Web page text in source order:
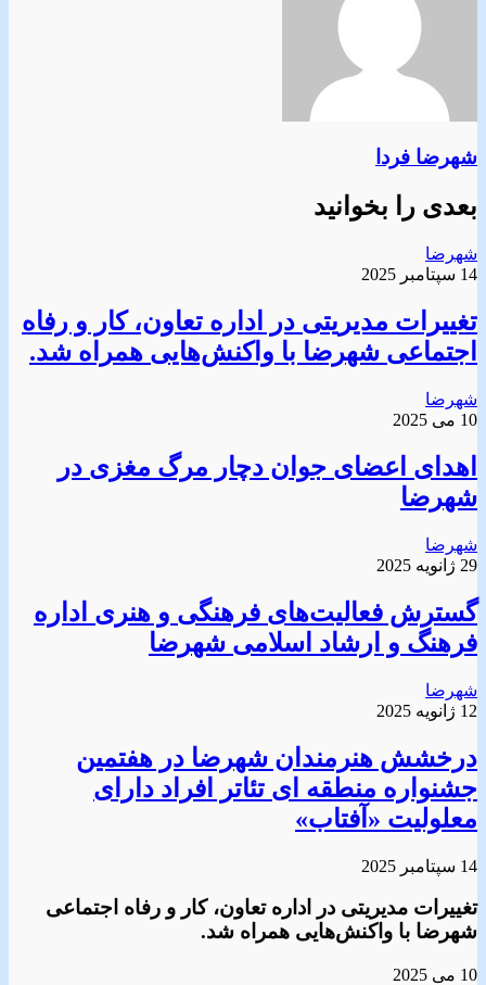
شهرضا فردا
بعدی را بخوانید
شهرضا
14 سپتامبر 2025
تغییرات مدیریتی در اداره تعاون، کار و رفاه
اجتماعی شهرضا با واکنش‌هایی همراه شد.
شهرضا
10 می 2025
اهدای اعضای جوان دچار مرگ مغزی در
شهرضا
شهرضا
29 ژانویه 2025
گسترش فعالیت‌های فرهنگی و هنری اداره
فرهنگ و ارشاد اسلامی شهرضا
شهرضا
12 ژانویه 2025
درخشش هنرمندان شهرضا در هفتمین
جشنواره منطقه ای تئاتر افراد دارای
معلولیت «آفتاب»
14 سپتامبر 2025
تغییرات مدیریتی در اداره تعاون، کار و رفاه اجتماعی
شهرضا با واکنش‌هایی همراه شد.
10 می 2025